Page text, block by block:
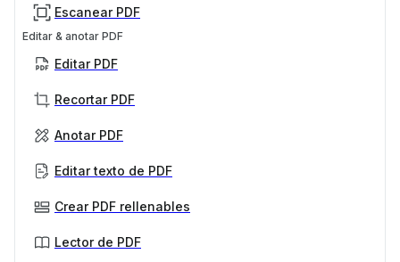
Escanear PDF
Editar & anotar PDF
Editar PDF
Recortar PDF
Anotar PDF
Editar texto de PDF
Crear PDF rellenables
Lector de PDF